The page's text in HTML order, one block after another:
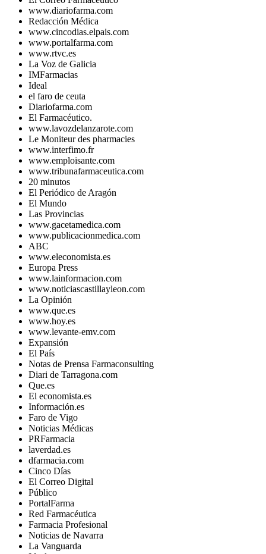
www.diariofarma.com
Redacción Médica
www.cincodias.elpais.com
www.portalfarma.com
www.rtvc.es
La Voz de Galicia
IMFarmacias
Ideal
el faro de ceuta
Diariofarma.com
El Farmacéutico.
www.lavozdelanzarote.com
Le Moniteur des pharmacies
www.interfimo.fr
www.emploisante.com
www.tribunafarmaceutica.com
20 minutos
El Periódico de Aragón
El Mundo
Las Provincias
www.gacetamedica.com
www.publicacionmedica.com
ABC
www.eleconomista.es
Europa Press
www.lainformacion.com
www.noticiascastillayleon.com
La Opinión
www.que.es
www.hoy.es
www.levante-emv.com
Expansión
El País
Notas de Prensa Farmaconsulting
Diari de Tarragona.com
Que.es
El economista.es
Información.es
Faro de Vigo
Noticias Médicas
PRFarmacia
laverdad.es
dfarmacia.com
Cinco Días
El Correo Digital
Público
PortalFarma
Red Farmacéutica
Farmacia Profesional
Noticias de Navarra
La Vanguarda